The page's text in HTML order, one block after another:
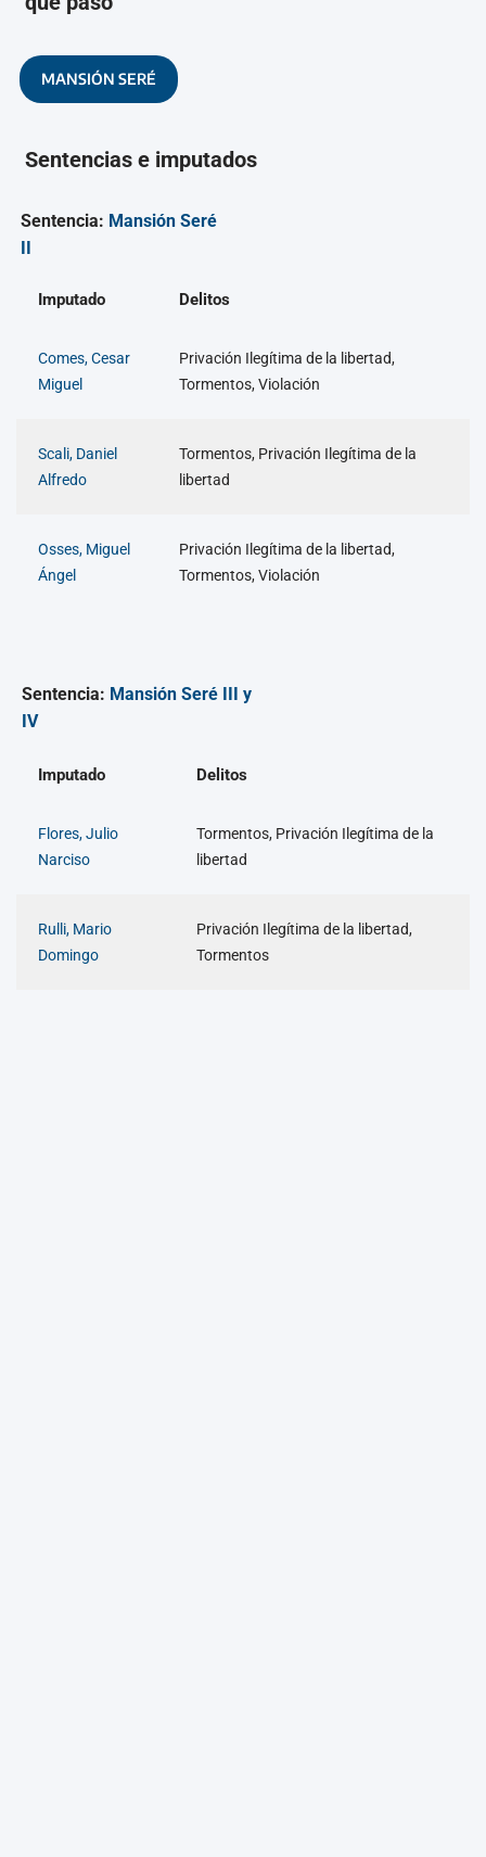
MANSIÓN SERÉ
Sentencias e imputados
Sentencia: Mansión Seré
II
Imputado Delitos
Comes, Cesar
Miguel
Privación Ilegítima de la libertad,
Tormentos, Violación
Scali, Daniel
Alfredo
Tormentos, Privación Ilegítima de la
libertad
Osses, Miguel
Ángel
Privación Ilegítima de la libertad,
Tormentos, Violación
Sentencia: Mansión Seré III y
IV
Imputado Delitos
Flores, Julio
Narciso
Tormentos, Privación Ilegítima de la
libertad
Rulli, Mario
Domingo
Privación Ilegítima de la libertad,
Tormentos